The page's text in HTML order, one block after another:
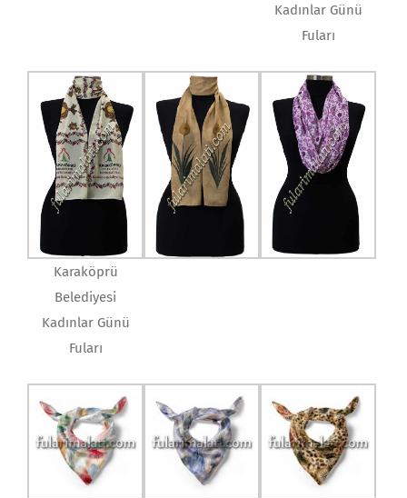
Kadınlar Günü
Fuları
Karaköprü
Belediyesi
Kadınlar Günü
Fuları